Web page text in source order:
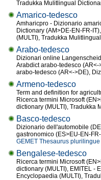
Tradukka Mulitlingual
Amarico-tedesco
Amharicpro - Dizionario
Dictionary (AM>DE-EN-FR-
(MULTI), Tradukka
Arabo-tedesco
Dizionari online
Arabdict arabo-tedesco
arabo-tedesco (AR<->DE),
Armeno-tedesco
Term and definition for
Ricerca termini Microsoft
dictionary (MULTI), Tradukka
Basco-tedesco
Dizionario dell'automobile
gastronomico (ES>EU-EN-
GEMET Thesaurus
Bengalese-tedesco
Ricerca termini Microsoft
dictionary (MULTI), EMITEL -
Encyclopaedia (MULTI),